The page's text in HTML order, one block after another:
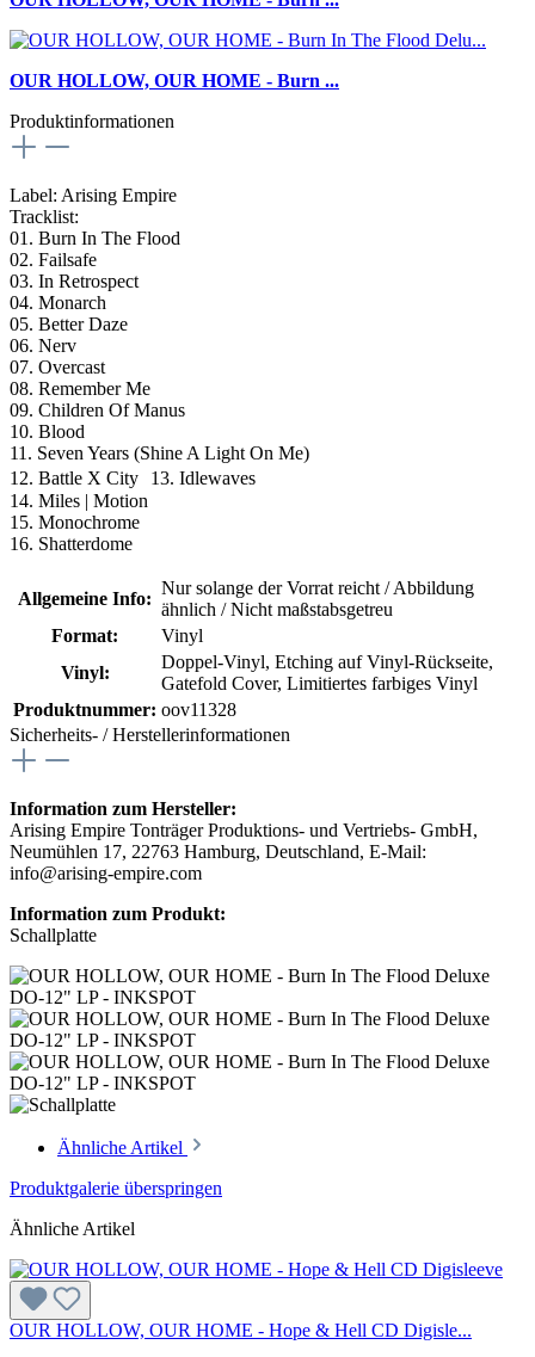
OUR HOLLOW, OUR HOME - Burn ...
Produktinformationen
Label: Arising Empire
Tracklist:
01. Burn In The Flood
02. Failsafe
03. In Retrospect
04. Monarch
05. Better Daze
06. Nerv
07. Overcast
08. Remember Me
09. Children Of Manus
10. Blood
11. Seven Years (Shine A Light On Me)
12. Battle X City 13. Idlewaves
14. Miles | Motion
15. Monochrome
16. Shatterdome
Allgemeine Info:
Nur solange der Vorrat reicht / Abbildung
ähnlich / Nicht maßstabsgetreu
Format:
Vinyl
Vinyl:
Doppel-Vinyl, Etching auf Vinyl-Rückseite,
Gatefold Cover, Limitiertes farbiges Vinyl
Produktnummer: oov11328
Sicherheits- / Herstellerinformationen
Information zum Hersteller:
Arising Empire Tonträger Produktions- und Vertriebs- GmbH,
Neumühlen 17, 22763 Hamburg, Deutschland, E-Mail:
info@arising-empire.com
Information zum Produkt:
Schallplatte
Ähnliche Artikel
Produktgalerie überspringen
Ähnliche Artikel
OUR HOLLOW, OUR HOME - Hope & Hell CD Digisle...